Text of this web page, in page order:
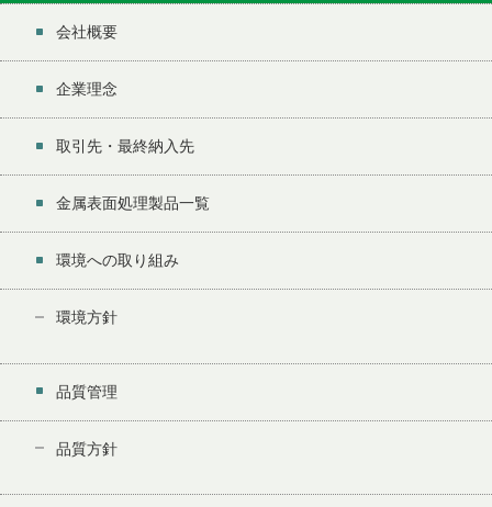
会社概要
企業理念
取引先・最終納入先
金属表面処理製品一覧
環境への取り組み
環境方針
品質管理
品質方針